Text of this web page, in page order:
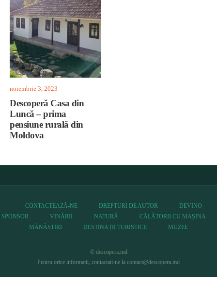
noiembrie 3, 2023
Descoperă Casa din
Luncă – prima
pensiune rurală din
Moldova
CONTACTEAZĂ-NE DREPTURI DE AUTOR
DEVINO
SPONSOR
VINĂRII NATURĂ
CĂLĂTORII CU MAȘINA
MĂNĂSTIRI
DESTINAȚII TURISTICE MUZEE
© descopera.md
Pentru orice informatii, contactati-ne la contact@descopera.md